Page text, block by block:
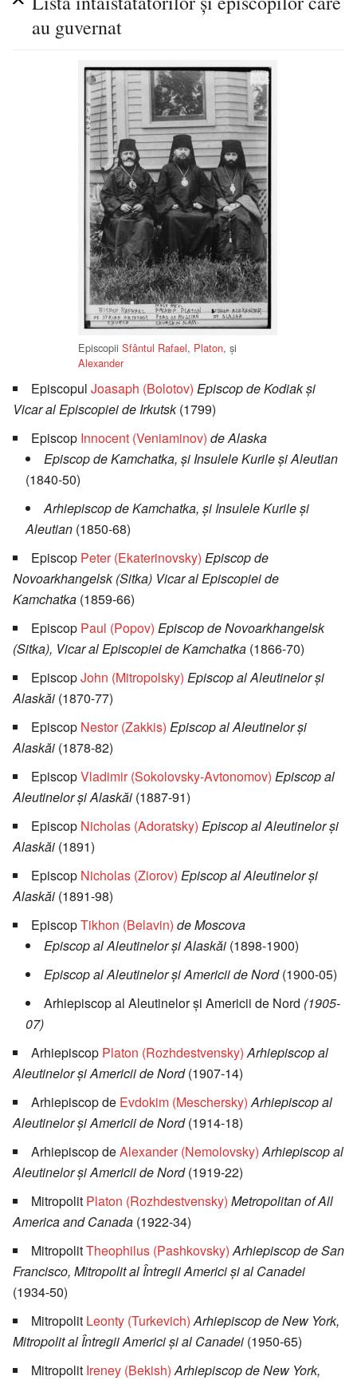
au guvernat
Episcopii Sfântul Rafael, Platon, şi
Alexander
Episcopul Joasaph (Bolotov) Episcop de Kodiak şi
Vicar al Episcopiei de Irkutsk(1799)
Episcop Innocent (Veniaminov) de Alaska
Episcop de Kamchatka, şi Insulele Kurile şi Aleutian
(1840-50)
Arhiepiscop de Kamchatka, şi Insulele Kurile şi
Aleutian (1850-68)
Episcop Peter (Ekaterinovsky) Episcop de
Novoarkhangelsk (Sitka) Vicar al Episcopiei de
Kamchatka (1859-66)
Episcop Paul (Popov) Episcop de Novoarkhangelsk
(Sitka), Vicar al Episcopiei de Kamchatka (1866-70)
EpiscopJohn (Mitropolsky) Episcop al Aleutinelor şi
Alaskăi (1870-77)
Episcop Nestor (Zakkis) Episcop al Aleutinelor şi
Alaskăi (1878-82)
EpiscopVladimir (Sokolovsky-Avtonomov) Episcop al
Aleutinelor şi Alaskăi (1887-91)
Episcop Nicholas (Adoratsky) Episcop al Aleutinelor şi
Alaskăi (1891)
Episcop Nicholas (Ziorov) Episcop al Aleutinelor şi
Alaskăi (1891-98)
EpiscopTikhon (Belavin) de Moscova
Episcop al Aleutinelor şi Alaskăi (1898-1900)
Episcop al Aleutinelor şi Americii de Nord(1900-05)
Arhiepiscop al Aleutinelor şi Americii de Nord (1905-
07)
Arhiepiscop Platon (Rozhdestvensky) Arhiepiscop al
Aleutinelor şi Americii de Nord(1907-14)
Arhiepiscop de Evdokim (Meschersky) Arhiepiscop al
Aleutinelor şi Americii de Nord(1914-18)
Arhiepiscop deAlexander (Nemolovsky) Arhiepiscop al
Aleutinelor şi Americii de Nord(1919-22)
Mitropolit Platon (Rozhdestvensky) Metropolitan of All
America and Canada (1922-34)
MitropolitTheophilus (Pashkovsky) Arhiepiscop de San
Francisco, Mitropolit al Întregii Americi şi al Canadei
(1934-50)
Mitropolit Leonty (Turkevich) Arhiepiscop de New York,
Mitropolit al Întregii Americi şi al Canadei (1950-65)
Mitropolit Ireney (Bekish) Arhiepiscop de New York,